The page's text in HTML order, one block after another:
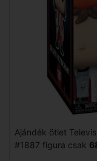
Ajándék ötlet
#1887 figura csak